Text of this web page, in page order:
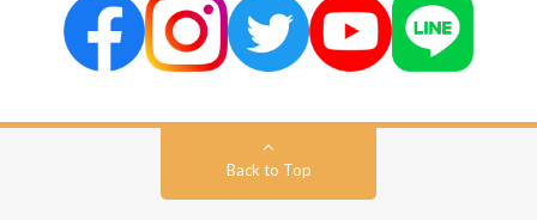
Back to Top